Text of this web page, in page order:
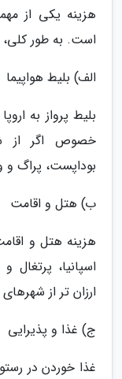
هزینه یکی از
است. به طور کلی،
الف) بلیط هواپیما
بلیط پرواز به
خصوص اگر از
بوداپست، پراگ و
ب) هتل و اقامت
هزینه هتل و
اسپانیا،
ارزان تر از
ج) غذا و پذیرایی
غذا خوردن در